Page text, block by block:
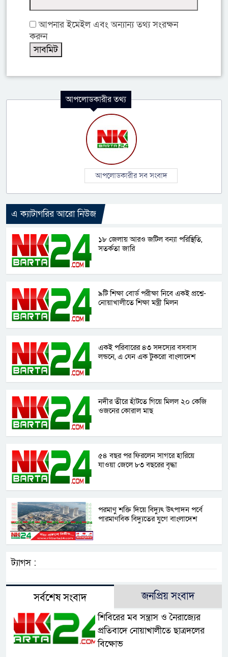
আপনার ইমেইল এবং অন্যান্য তথ্য সংরক্ষন
করুন
আপলোডকারীর তথ্য
আপলোডকারীর সব সংবাদ
এ ক্যাটাগরির আরো নিউজ
১৮ জেলায় আরও জটিল বন্যা পরিস্থিতি,
সতর্কতা জারি
৯টি শিক্ষা বোর্ড পরীক্ষা নিবে একই প্রশ্নে-
নোয়াখালীতে শিক্ষা মন্ত্রী মিলন
একই পরিবারের ৪৩ সদস্যের বসবাস
লন্ডনে, এ যেন এক টুকরো বাংলাদেশ
নদীর তীরে হাঁটতে গিয়ে মিলল ২০ কেজি
ওজনের কোরাল মাছ
৫৪ বছর পর ফিরলেন সাগরে হারিয়ে
যাওয়া জেলে ৮৩ বছরের বৃদ্ধা
পরমাণু শক্তি দিয়ে বিদ্যুৎ উৎপাদন পর্বে
পারমাণবিক বিদ্যুতের যুগে বাংলাদেশ
ট্যাগস :
সর্বশেষ সংবাদ জনপ্রিয় সংবাদ
শিবিরের মব সন্ত্রাস ও নৈরাজ্যের
প্রতিবাদে নোয়াখালীতে ছাত্রদলের
বিক্ষোভ